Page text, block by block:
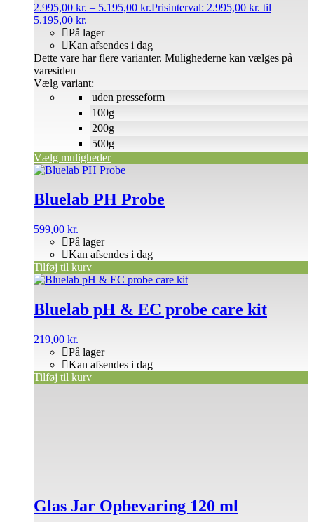
2.995,00 kr. – 5.195,00 kr.Prisinterval: 2.995,00 kr. til
5.195,00 kr.
På lager
Kan afsendes i dag
Vælg variant:
Vælg muligheder
Dette vare har flere varianter. Mulighederne kan vælges på
varesiden
uden presseform
100g
200g
500g
Bluelab PH Probe
599,00 kr.
På lager
Kan afsendes i dag
Tilføj til kurv
Bluelab pH & EC probe care kit
219,00 kr.
På lager
Kan afsendes i dag
Tilføj til kurv
Glas Jar Opbevaring 120 ml